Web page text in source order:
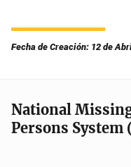
Fecha de Creación: 12 de
National
Persons System